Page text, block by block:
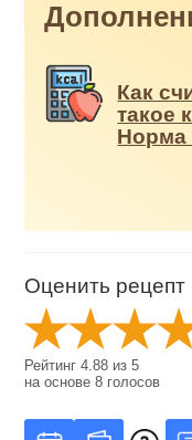
Как
такое
Норма
Оценить рецепт
Рейтинг4.88 из5
на основе8 голосов